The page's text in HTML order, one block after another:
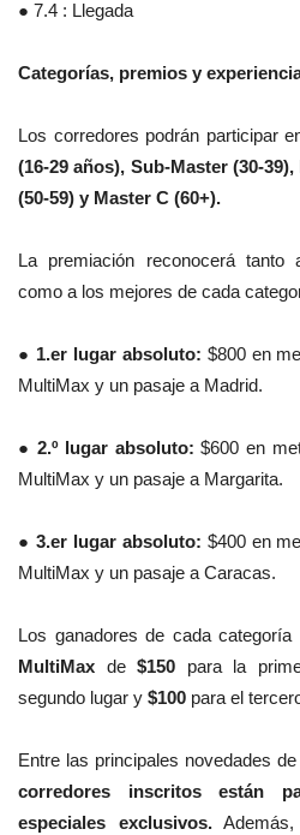
● 7.4 : Llegada
Categorías, premios y
Los corredores podrán participar
(16-29 años), Sub-Master (30-
(50-59) y Master C (60+).
La premiación reconocerá tanto
como a los mejores de cada
● 1.er lugar absoluto: $800 en
MultiMax y un pasaje a Madrid.
●2.º lugar absoluto: $600 en
MultiMax y un pasaje a Margarita.
● 3.er lugar absoluto: $400 en
MultiMax y un pasaje a Caracas.
Los ganadores de cada categoría
MultiMax de$150 para la
segundo lugar y $100 para el
Entre las principales novedades
corredores inscritos están
especiales exclusivos.